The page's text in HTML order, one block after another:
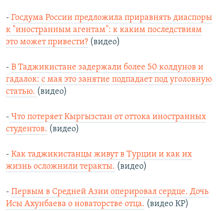
- Госдума России предложила приравнять диаспоры
к "иностранным агентам": к каким последствиям
это может привести? (видео)
- В Таджикистане задержали более 50 колдунов и
гадалок: с мая это занятие подпадает под уголовную
статью. (видео)
- Что потеряет Кыргызстан от оттока иностранных
студентов. (видео)
- Как таджикистанцы живут в Турции и как их
жизнь осложнили теракты. (видео)
- Первым в Средней Азии оперировал сердце. Дочь
Исы Ахунбаева о новаторстве отца. (видео КР)